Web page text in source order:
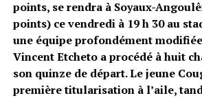
points, se rendra à Soyaux-
points) ce vendredi à 19 h 30 au
une équipe profondément
Vincent Etcheto a procédé à huit
son quinze de départ. Le jeune
première titularisation à l’aile,